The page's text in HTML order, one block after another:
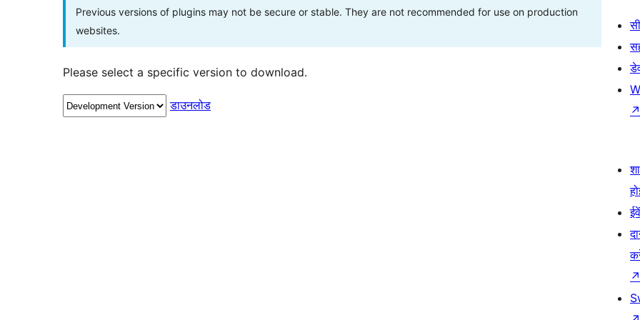
Previous versions of plugins may not be secure or stable. They are not recommended for use on production
websites.
Please select a specific version to download.
डाउनलोड
↗
↗